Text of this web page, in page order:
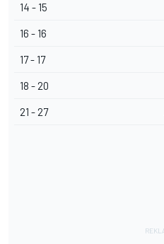
14 - 15
16 - 16
17 - 17
18 - 20
21 - 27